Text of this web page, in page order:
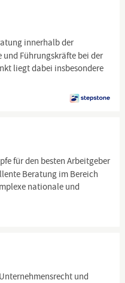
innerhalb der
und Führungskräfte bei der
liegt dabei insbesondere
für den besten Arbeitgeber
Beratung im Bereich
nationale und
Unternehmensrecht und